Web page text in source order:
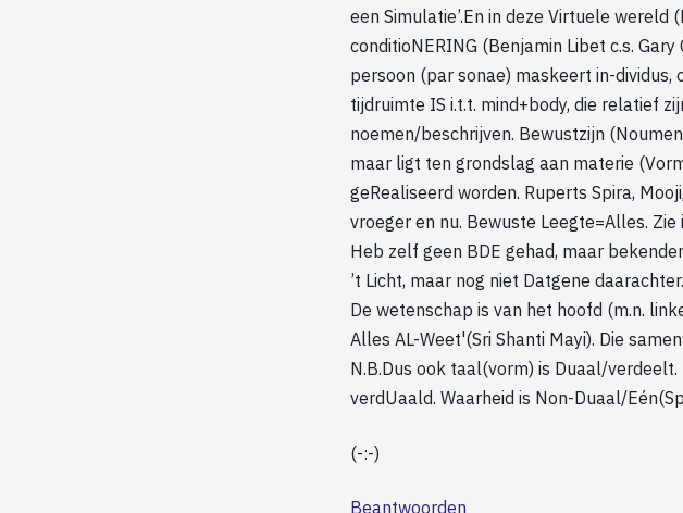
een Simulatie’.En in deze Virtuele
conditioNERING (Benjamin Libet c.s.
persoon (par sonae) maskeert in-dividus,
tijdruimte IS i.t.t. mind+body, die relatief
noemen/beschrijven. Bewustzijn
maar ligt ten grondslag aan materie
geRealiseerd worden. Ruperts Spira,
vroeger en nu. Bewuste Leegte=Alles.
Heb zelf geen BDE gehad, maar
’t Licht, maar nog niet Datgene
De wetenschap is van het hoofd (m.n.
Alles AL-Weet'(Sri Shanti Mayi). Die
N.B.Dus ook taal(vorm) is Duaal/
verdUaald. Waarheid is Non-Duaal/
(-:-)
Beantwoorden